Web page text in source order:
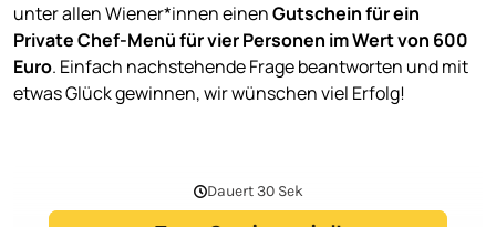
unter allen Wiener*innen einenGutschein für ein
Private Chef-Menü für vier Personen im Wert von 600
Euro. Einfach nachstehende Frage beantworten und mit
etwas Glück gewinnen, wir wünschen viel Erfolg!